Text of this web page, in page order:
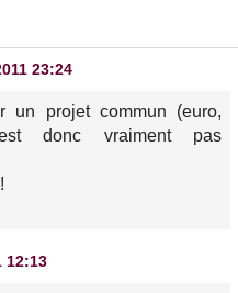
23:24
un projet commun (euro,
donc vraiment pas
12:13